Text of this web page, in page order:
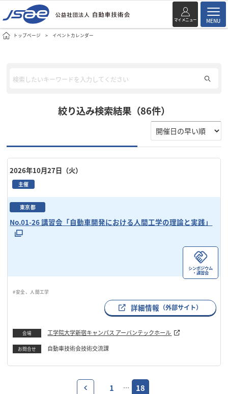
マイメニュー MENU
トップページ イベントカレンダー
絞り込み検索結果（86件）
2026年10月27日（火）
主催
東京都
No.01-26 講習会「自動車開発における人間工学の理論と実践」
シンポジウム
・講習会
#安全、人間工学
詳細情報 （外部サイト）
会場 工学院大学新宿キャンパス アーバンテックホール
お問合せ 自動車技術会技術交流課
1 … 18